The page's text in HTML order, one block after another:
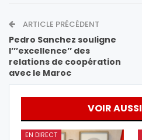
ARTICLE PRÉCÉDENT
Pedro Sanchez souligne
l’’’excellence’’ des
relations de coopération
avec le Maroc
VOIR AUSSI
EN DIRECT